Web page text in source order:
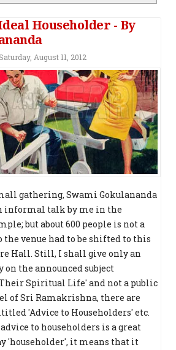
Householder - By
Saturday, August 11, 2012
gathering, Swami Gokulananda
informal talk by me in the
but about 600 people is not a
venue had to be shifted to this
Hall. Still, I shall give only an
the announced subject
Spiritual Life' and not a public
of Sri Ramakrishna, there are
'Advice to Householders' etc.
to householders is a great
'householder', it means that it